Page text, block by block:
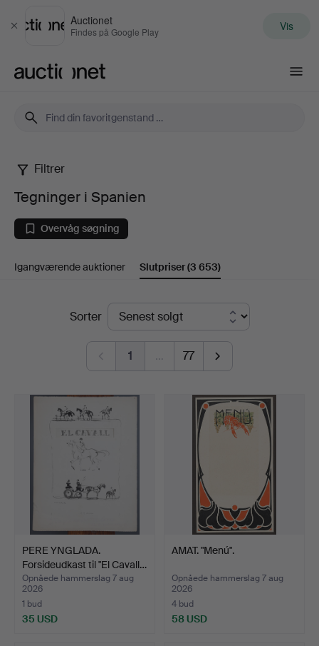
Luk
Auctionet
Findes på Google Play Vis
Tegninger
Spanien
Filtrer
Tegninger i Spanien
Overvåg søgning
Igangværende auktioner Slutpriser(3 653)
SlutpriserSorter
1 … 77
PERE YNGLADA.
Forsideudkast til "El Cavall…
Opnåede hammerslag 7 aug
2026
1 bud
35 USD
AMAT. "Menú".
Opnåede hammerslag 7 aug
2026
4 bud
58 USD